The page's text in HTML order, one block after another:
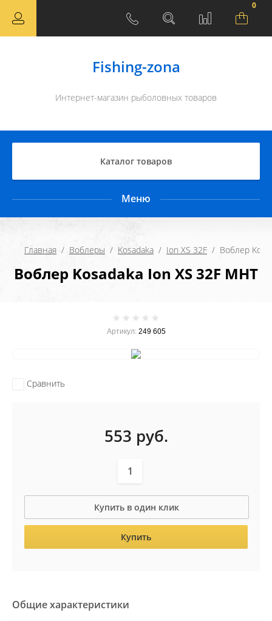
0
Fishing-zona
Интернет-магазин рыболовных товаров
Каталог товаров
Меню
Главная
  /
Воблеры
  /
Kosadaka
  /
Ion XS 32F
/  Воблер
Воблер Kosadaka Ion XS 32F MHT
Артикул:249 605
Сравнить
553 руб.
Купить в один клик
Купить
Общие характеристики